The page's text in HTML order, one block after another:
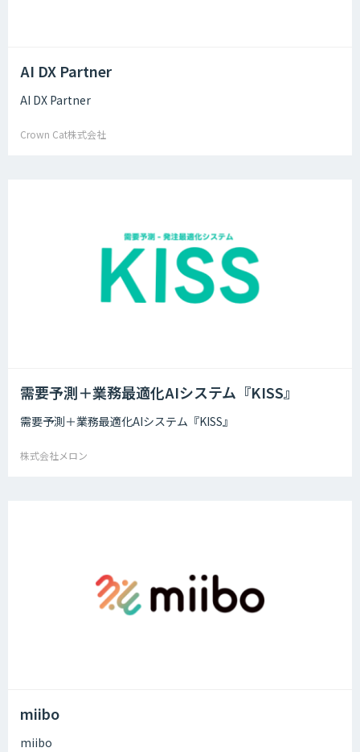
AI DX Partner
AI DX Partner
Crown Cat株式会社
需要予測＋業務最適化AIシステム『KISS』
需要予測＋業務最適化AIシステム『KISS』
株式会社メロン
miibo
miibo